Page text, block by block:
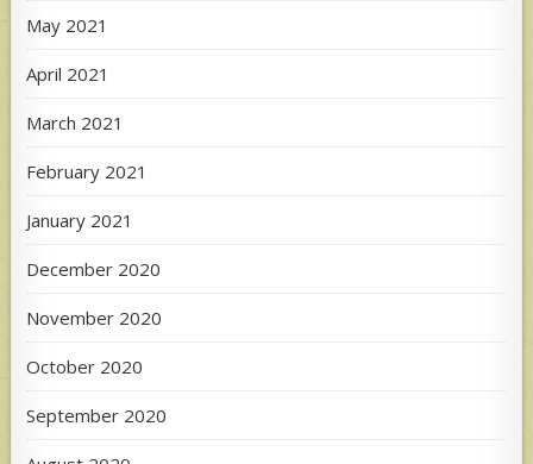
May 2021
April 2021
March 2021
February 2021
January 2021
December 2020
November 2020
October 2020
September 2020